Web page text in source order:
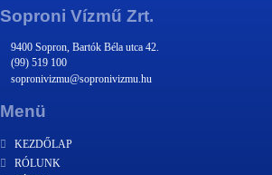
Soproni Vízmű Zrt.
9400 Sopron, Bartók Béla utca 42.
(99) 519 100
sopronivizmu@sopronivizmu.hu
Menü
KEZDŐLAP
RÓLUNK